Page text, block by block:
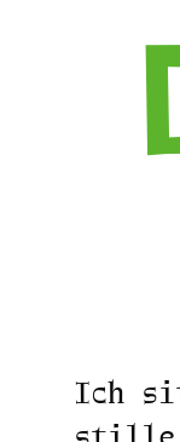
Ich
stille,